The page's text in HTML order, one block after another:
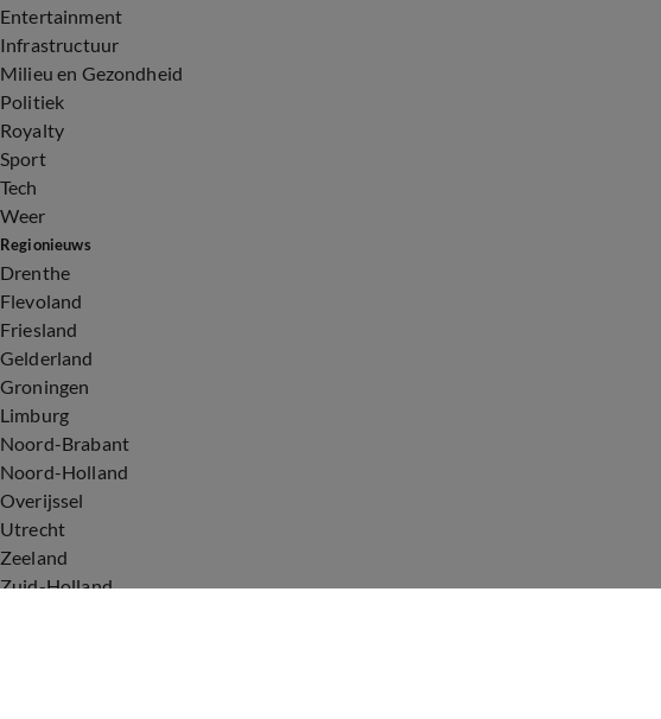
Entertainment
Infrastructuur
Milieu en Gezondheid
Politiek
Royalty
Sport
Tech
Weer
Regionieuws
Drenthe
Flevoland
Friesland
Gelderland
Groningen
Limburg
Noord-Brabant
Noord-Holland
Overijssel
Utrecht
Zeeland
Zuid-Holland